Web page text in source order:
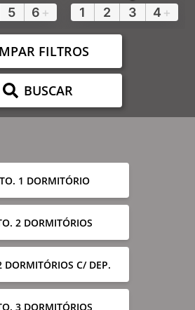
5 6 + 1 2 3 4 +
FILTROS
BUSCAR
1 DORMITÓRIO
2 DORMITÓRIOS
DORMITÓRIOS C/ DEP.
3 DORMITÓRIOS